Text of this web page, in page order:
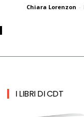
Chiara Lorenzon -
I LIBRI DI CDT